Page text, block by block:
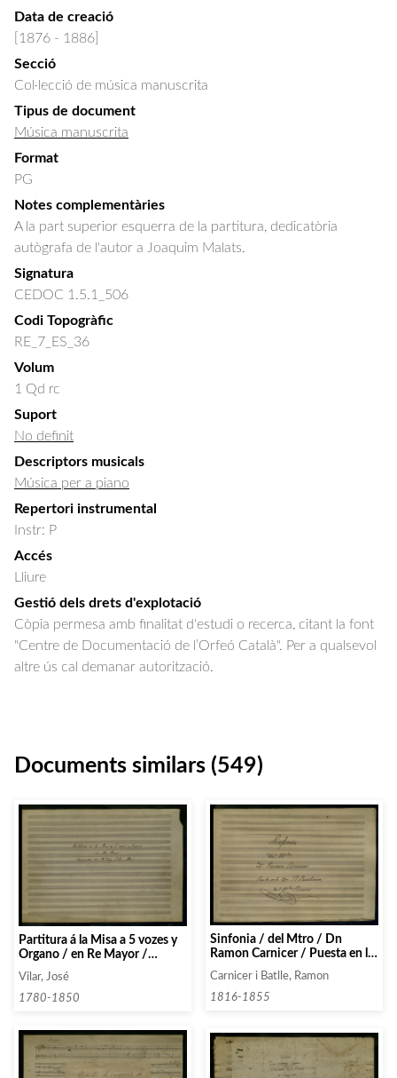
Data de creació
[1876 - 1886]
Secció
Col·lecció de música manuscrita
Tipus de document
Música manuscrita
Format
PG
Notes complementàries
A la part superior esquerra de la partitura, dedicatòria
autògrafa de l'autor a Joaquim Malats.
Signatura
CEDOC 1.5.1_506
Codi Topogràfic
RE_7_ES_36
Volum
1 Qd rc
Suport
No definit
Descriptors musicals
Música per a piano
Repertori instrumental
Instr: P
Accés
Lliure
Gestió dels drets d'explotació
Còpia permesa amb finalitat d'estudi o recerca, citant la font
"Centre de Documentació de l’Orfeó Català". Per a qualsevol
altre ús cal demanar autorització.
Documents similars (549)
Partitura á la Misa a 5 vozes y
Organo / en Re Mayor /
Pbro
Vilar, José
1780-1850
Sinfonia / del Mtro / Dn
Ramon Carnicer / Puesta en la
Op. Il Barbiere / del Mtro
Rossini
Carnicer i Batlle, Ramon
1816-1855